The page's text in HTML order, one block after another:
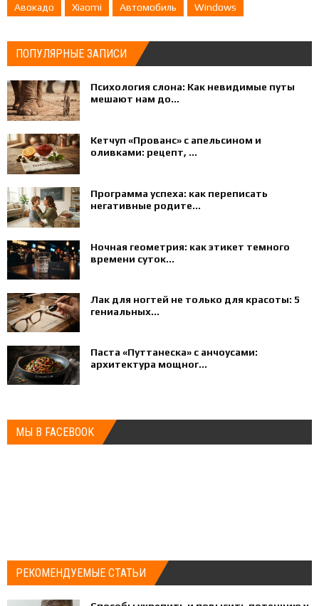
Авокадо Xiaomi Автомобиль Windows
ПОПУЛЯРНЫЕ ЗАПИСИ
Психология слона: Как невидимые путы
мешают нам до...
Кетчуп «Прованс» с апельсином и
оливками: рецепт, ...
Программа успеха: как переписать
негативные родите...
Ночная геометрия: как этикет темного
времени суток...
Лак для ногтей не только для красоты: 5
гениальных...
Паста «Путтанеска» с анчоусами:
архитектура мощног...
МЫ В FACEBOOK
РЕКОМЕНДУЕМЫЕ СТАТЬИ